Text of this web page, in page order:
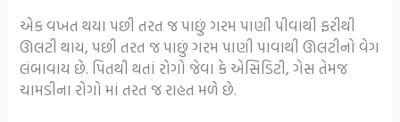
એક વખત થયા પછી તરત જ પાછું ગરમ પાણી પીવાથી ફરીથી
ઊલટી થાય, પછી તરત જ પાછું ગરમ પાણી પાવાથી ઊલટીનો વેગ
લંબાવાય છે. પિતથી થતાં રોગો જેવા કે એસિડિટી, ગેસ તેમજ
ચામડીના રોગો માં તરત જ રાહત મળે છે.